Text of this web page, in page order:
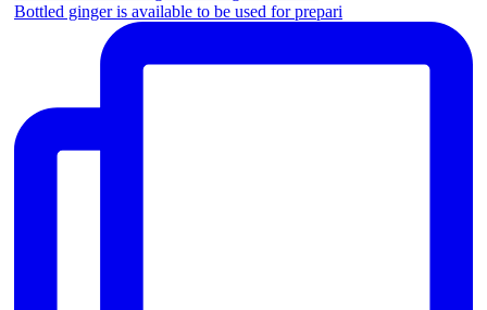
Bottled ginger is available to be used for prepari